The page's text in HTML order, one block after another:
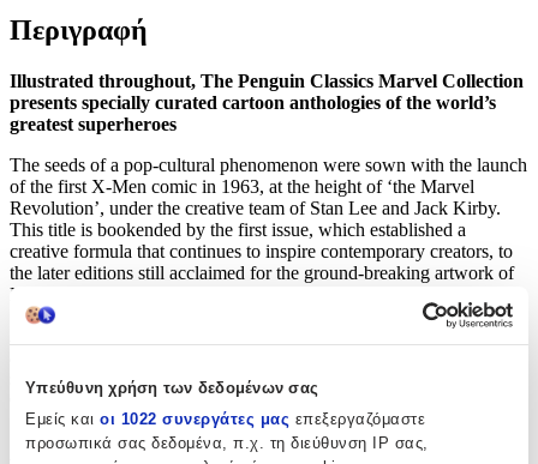
Υπεύθυνη χρήση των δεδομένων σας
Εμείς και οι 1022 συνεργάτες μας επεξεργαζόμαστε
προσωπικά σας δεδομένα, π.χ. τη διεύθυνση IP σας,
Περιγραφή
Illustrated throughout, The Penguin Classics Marvel Collection
presents specially curated cartoon anthologies of the world’s
greatest superheroes
The seeds of a pop-cultural phenomenon were sown with the launch
of the first X-Men comic in 1963, at the height of ‘the Marvel
Revolution’, under the creative team of Stan Lee and Jack Kirby.
This title is bookended by the first issue, which established a
creative formula that continues to inspire contemporary creators, to
the later editions still acclaimed for the ground-breaking artwork of
Neal Adams.
A foreword by Rainbow Rowell and a comprehensive introduction
significance of the X-Men and classic Marvel comics. This Penguin
Classics black spine paperback features full-colour art.
Χαρακτηριστικά